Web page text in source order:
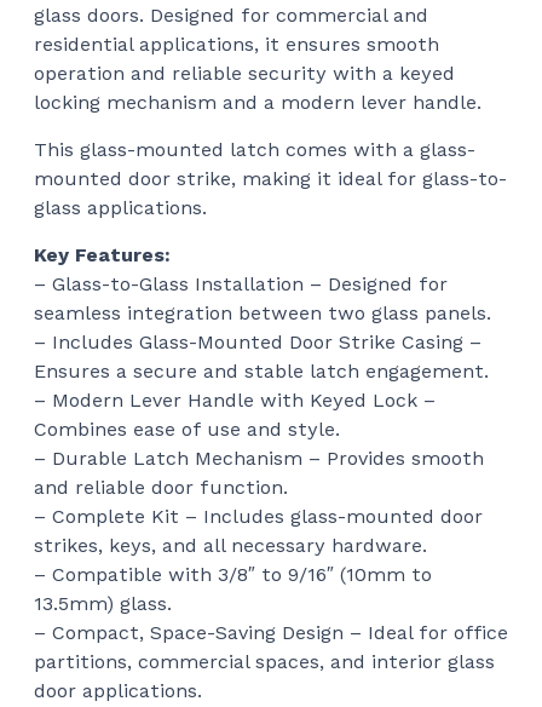
glass doors. Designed for commercial and
residential applications, it ensures smooth
operation and reliable security with a keyed
locking mechanism and a modern lever handle.
This glass-mounted latch comes with a glass-
mounted door strike, making it ideal for glass-to-
glass applications.
Key Features:
– Glass-to-Glass Installation – Designed for
seamless integration between two glass panels.
– Includes Glass-Mounted Door Strike Casing –
Ensures a secure and stable latch engagement.
– Modern Lever Handle with Keyed Lock –
Combines ease of use and style.
– Durable Latch Mechanism – Provides smooth
and reliable door function.
– Complete Kit – Includes glass-mounted door
strikes, keys, and all necessary hardware.
– Compatible with 3/8″ to 9/16″ (10mm to
13.5mm) glass.
– Compact, Space-Saving Design – Ideal for office
partitions, commercial spaces, and interior glass
door applications.